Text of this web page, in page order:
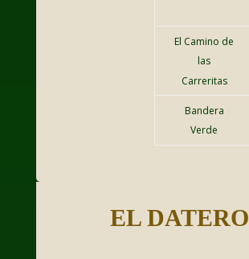
El Camino de
las
Carreritas
Bandera
Verde
EL DATERO